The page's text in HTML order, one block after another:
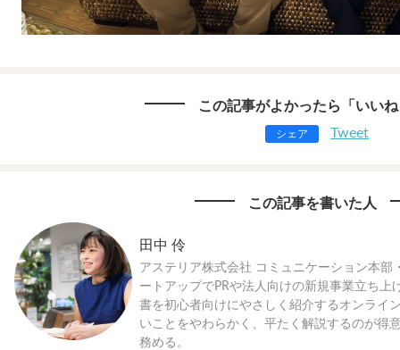
この記事がよかったら「いい
シェア Tweet
この記事を書いた人
田中 伶
アステリア株式会社 コミュニケーション本
ートアップでPRや法人向けの新規事業立ち
書を初心者向けにやさしく紹介するオンライ
いことをやわらかく、平たく解説するのが得
務める。